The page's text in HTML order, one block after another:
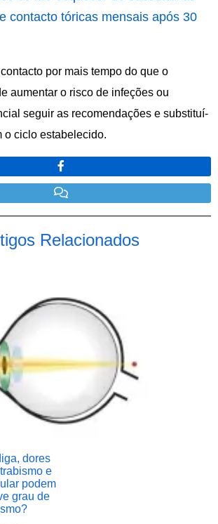
contacto tóricas mensais após 30
por mais tempo do que o
aumentar o risco de infeções ou
seguir as recomendações e substituí-
o ciclo estabelecido.
Relacionados
dores
e
podem
grau de